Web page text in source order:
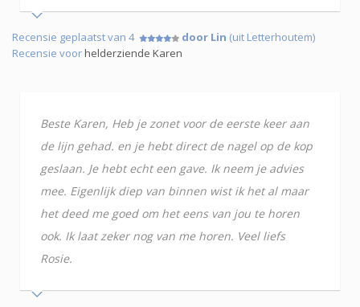
Recensie geplaatst van 4 door Lin (uit Letterhoutem)
Recensie voorhelderziende Karen
Beste Karen, Heb je zonet voor de eerste keer aan
de lijn gehad. en je hebt direct de nagel op de kop
geslaan. Je hebt echt een gave. Ik neem je advies
mee. Eigenlijk diep van binnen wist ik het al maar
het deed me goed om het eens van jou te horen
ook. Ik laat zeker nog van me horen. Veel liefs
Rosie.